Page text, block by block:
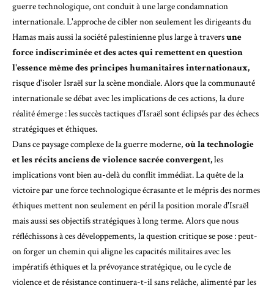
guerre technologique, ont conduit à une large condamnation
internationale. L'approche de cibler non seulement les dirigeants du
Hamas mais aussi la société palestinienne plus large à traversune
force indiscriminée et des actes qui remettent en question
l'essence même des principes humanitaires internationaux,
risque d'isoler Israël sur la scène mondiale. Alors que la communauté
internationale se débat avec les implications de ces actions, la dure
réalité émerge : les succès tactiques d'Israël sont éclipsés par des échecs
stratégiques et éthiques.
Dans ce paysage complexe de la guerre moderne, où la technologie
et les récits anciens de violence sacrée convergent,les
implications vont bien au-delà du conflit immédiat. La quête de la
victoire par une force technologique écrasante et le mépris des normes
éthiques mettent non seulement en péril la position morale d'Israël
mais aussi ses objectifs stratégiques à long terme. Alors que nous
réfléchissons à ces développements, la question critique se pose : peut-
on forger un chemin qui aligne les capacités militaires avec les
impératifs éthiques et la prévoyance stratégique, ou le cycle de
violence et de résistance continuera-t-il sans relâche, alimenté par les